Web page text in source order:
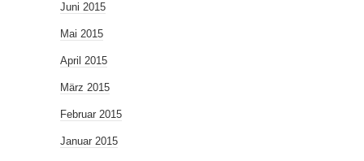
Juni 2015
Mai 2015
April 2015
März 2015
Februar 2015
Januar 2015